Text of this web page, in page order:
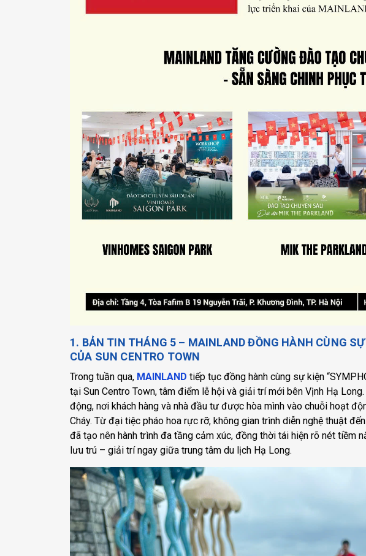
1. BẢN TIN THÁNG 5 – MAINLAND ĐỒNG HÀNH CÙNG
CỦA SUN CENTRO TOWN
Trong tuần qua, MAINLAND tiếp tục đồng hành cùng sự kiện
tại Sun Centro Town, tâm điểm lễ hội và giải trí mới bên Vịnh Hạ
động, nơi khách hàng và nhà đầu tư được hòa mình vào chuỗi hoạt
Cháy. Từ đại tiệc pháo hoa rực rỡ, không gian trình diễn nghệ thuật
đã tạo nên hành trình đa tầng cảm xúc, đồng thời tái hiện rõ nét tiềm
lưu trú – giải trí ngay giữa trung tâm du lịch Hạ Long.